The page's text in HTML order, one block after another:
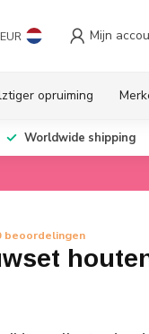
EUR Mijn
opruiming
Worldwide shipping
beoordelingen